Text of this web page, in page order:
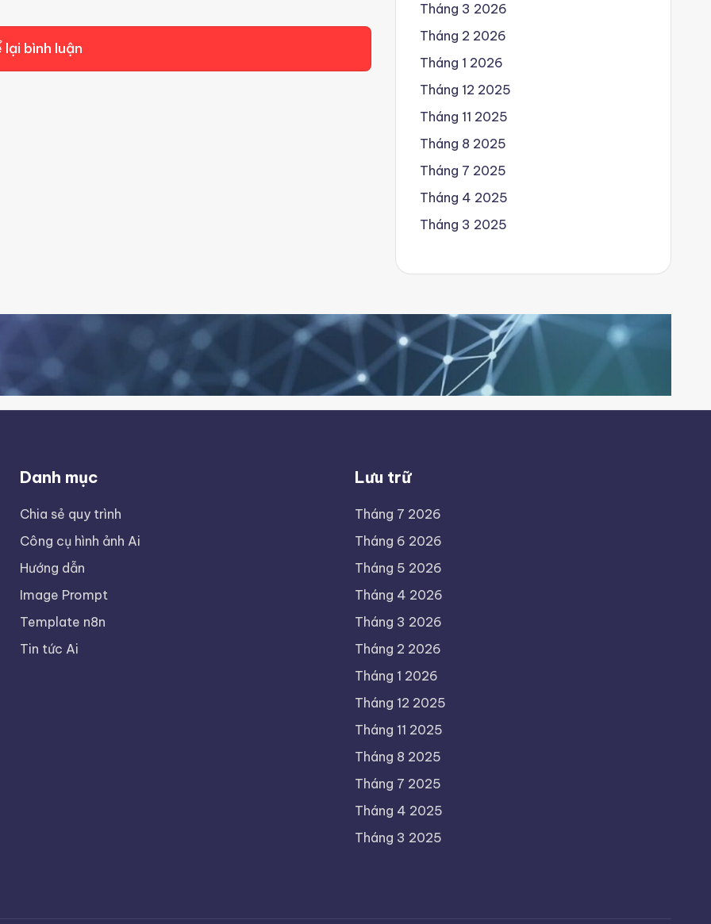
bình luận
Tháng 3 2026
Tháng 2 2026
Tháng 1 2026
Tháng 12 2025
Tháng 11 2025
Tháng 8 2025
Tháng 7 2025
Tháng 4 2025
Tháng 3 2025
Danh mục
Chia sẻ quy trình
Công cụ hình ảnh Ai
Hướng dẫn
Image Prompt
Template n8n
Tin tức Ai
Lưu trữ
Tháng 7 2026
Tháng 6 2026
Tháng 5 2026
Tháng 4 2026
Tháng 3 2026
Tháng 2 2026
Tháng 1 2026
Tháng 12 2025
Tháng 11 2025
Tháng 8 2025
Tháng 7 2025
Tháng 4 2025
Tháng 3 2025